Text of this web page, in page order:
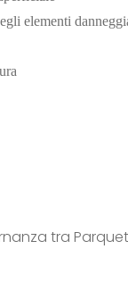
elementi
tra